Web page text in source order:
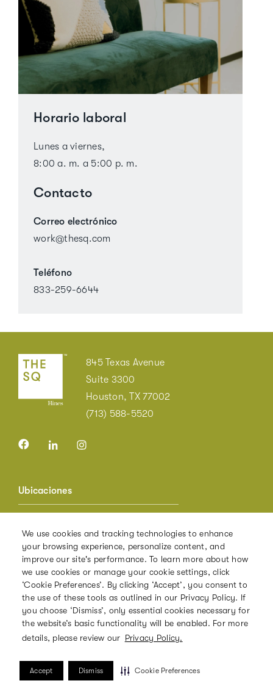
We use cookies and tracking technologies to enhance
your browsing experience, personalize content, and
improve our site's performance. To learn more about how
we use cookies or manage your cookie settings, click
‘Cookie Preferences’. By clicking ‘Accept’, you consent to
the use of these tools as outlined in our Privacy Policy. If
you choose ‘Dismiss’, only essential cookies necessary for
the website’s basic functionality will be enabled. For more
details, please review our Privacy Policy.
Accept Dismiss Cookie Preferences
Horario laboral
Lunes a viernes,
8:00 a. m. a 5:00 p. m.
Contacto
Correo electrónico
work@thesq.com
Teléfono
833-259-6644
845 Texas Avenue
Suite 3300
Houston, TX 77002
(713) 588-5520
Ubicaciones
Houston - Texas Tower
Mexico City - Neuchatel
Washington DC - Bowen Building
Descubra The Square
Acerca de The Square
Soluciones de lugar de trabajo
Blog